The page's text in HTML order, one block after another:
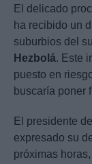
El delicado
ha recibido un
suburbios del
Hezbolá. Este
puesto en
buscaría poner
El presidente
expresado su
próximas